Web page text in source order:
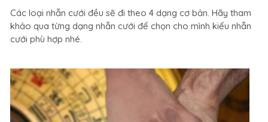
chọn
kiểu
Các loại nhẫn cưới đều sẽ đi theo 4 dạng cơ bản. Hãy tham
khảo qua từng dạng nhẫn cưới để chọn cho mình kiểu nhẫn
cưới phù hợp nhé.